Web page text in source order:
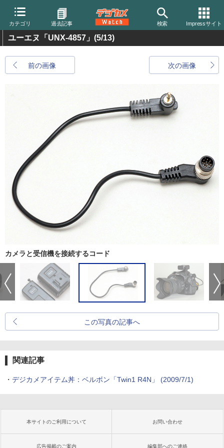
カテゴリ 過去記事 検索 Impressサイト
ユーエヌ「UNX-4857」 (5/13)
前の画像 次の画像
カメラと受信機を接続するコード
この写真の記事へ
関連記事
・ デジカメアイテム丼：ベルボン「Twin1 R4N」 (2009/7/1)
本サイトのご利用について お問い合わせ
広告掲載のご案内 編集部へのご連絡